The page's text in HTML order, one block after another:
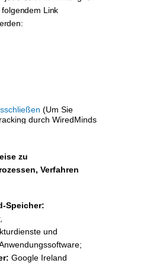
Link
(Um Sie
durch WiredMinds
zu
Verfahren
Speicher:
und
Google Ireland